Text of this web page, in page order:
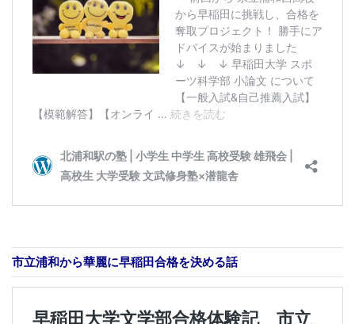
市立浦和から華麗に早稲田合格を決める話